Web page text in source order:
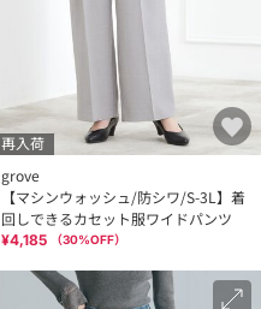
再入荷
grove
【マシンウォッシュ/防シワ/S-3L】着
回しできるカセット服ワイドパンツ
¥4,185 （30%OFF）